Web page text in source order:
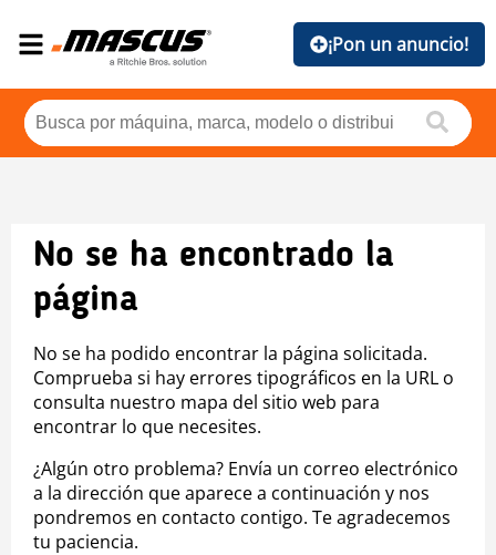
¡Pon un anuncio!
No se ha encontrado la
página
No se ha podido encontrar la página solicitada.
Comprueba si hay errores tipográficos en la URL o
consulta nuestro mapa del sitio web para
encontrar lo que necesites.
¿Algún otro problema? Envía un correo electrónico
a la dirección que aparece a continuación y nos
pondremos en contacto contigo. Te agradecemos
tu paciencia.